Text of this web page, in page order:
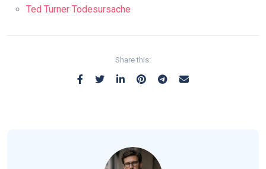
Ted Turner Todesursache
Share this: